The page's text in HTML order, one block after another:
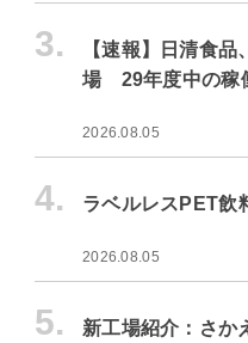
3.
【速報】日清食
場 29年度中の稼
2026.08.05
4. ラベルレスPET飲
2026.08.05
5.
新工場紹介：さ